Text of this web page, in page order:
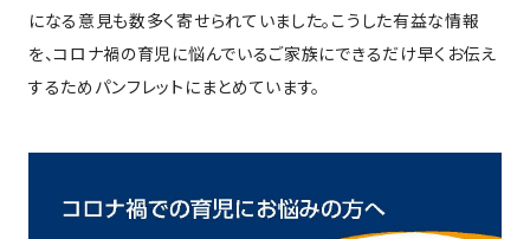
になる意見も数多く寄せられていました。こうした有益な情報
を、コロナ禍の育児に悩んでいるご家族にできるだけ早くお伝え
するためパンフレットにまとめています。